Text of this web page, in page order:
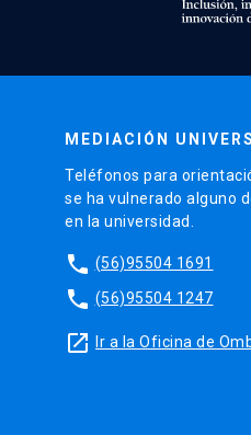
MEDIACIÓN
Teléfonos para
se ha vulnerado alguno
en la universidad.
phone (56)95504 1691
phone (56)95504 1247
launch Ir a la Oficina de